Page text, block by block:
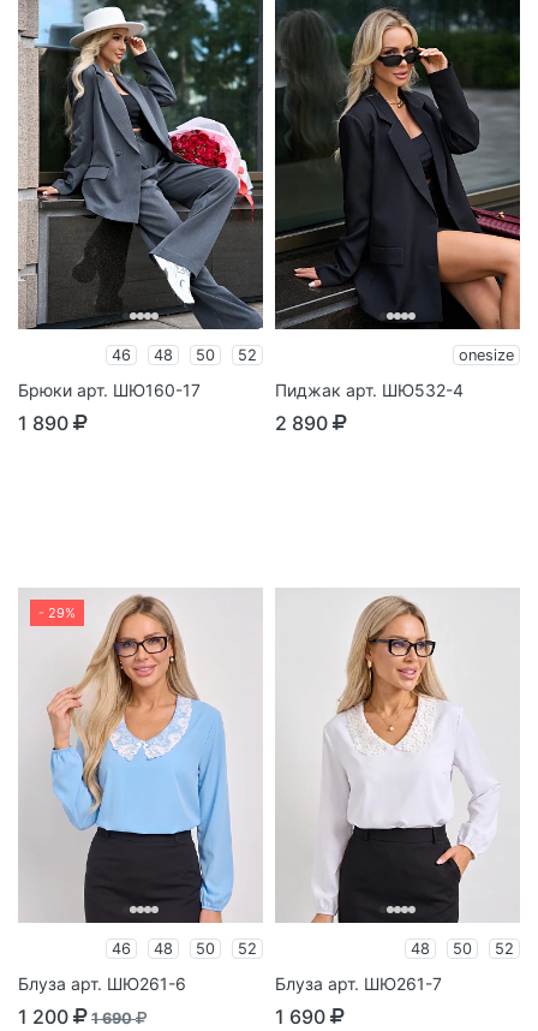
46 48 50 52
Брюки арт. ШЮ160-17
1 890
onesize
Пиджак арт. ШЮ532-4
2 890
- 29%
46 48 50 52
Блуза арт. ШЮ261-6
1 200 1 690
48 50 52
Блуза арт. ШЮ261-7
1 690